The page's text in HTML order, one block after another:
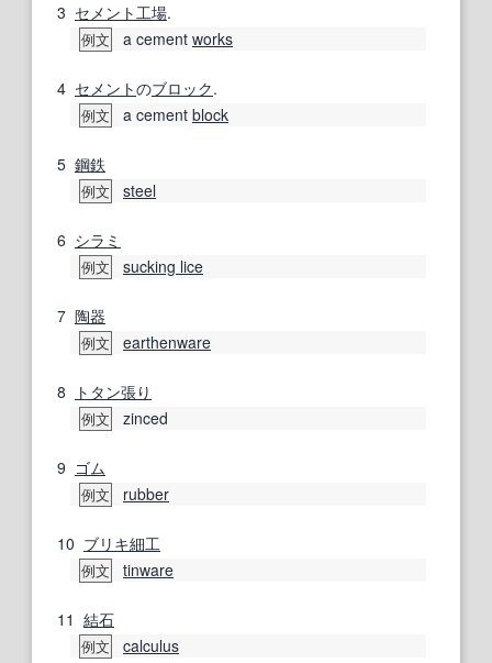
3 セメント工場.
例文 a cement works
4 セメントのブロック.
例文 a cement block
5 鋼鉄
例文 steel
6 シラミ
例文 sucking lice
7 陶器
例文 earthenware
8 トタン張り
例文 zinced
9 ゴム
例文 rubber
10 ブリキ細工
例文 tinware
11 結石
例文 calculus